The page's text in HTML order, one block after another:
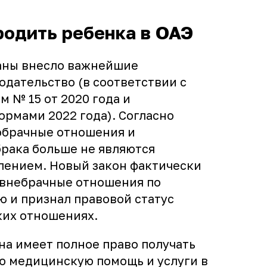
ребенка в ОАЭ
внесло важнейшие
(в соответствии с
№ 15 от 2020 года и
2022 года). Согласно
отношения и
больше не являются
Новый закон фактически
отношения по
и признал правовой статус
отношениях.
имеет полное право получать
медицинскую помощь и услуги в